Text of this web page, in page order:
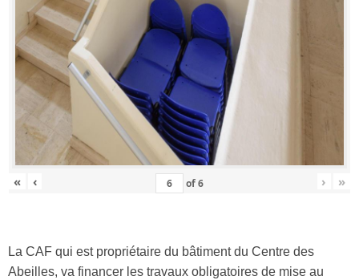
« ‹ of6 › »
La CAF qui est propriétaire du bâtiment du Centre des
Abeilles, va financer les travaux obligatoires de mise au